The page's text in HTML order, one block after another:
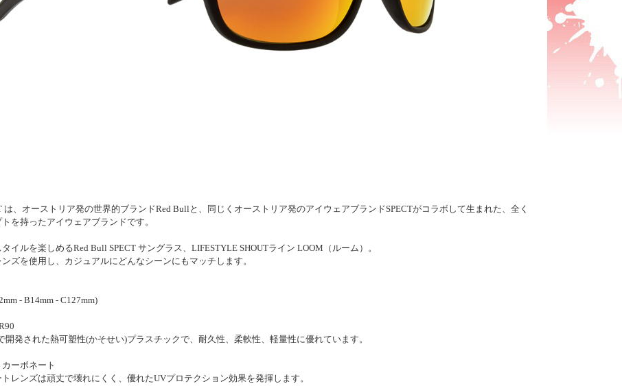
は、オーストリア発の世界的ブランドRed Bullと、同じくオーストリア発のアイウェアブランドSPECTがコラボして生まれた、全く
を持ったアイウェアブランドです。
イルを楽しめるRed Bull SPECT サングラス、LIFESTYLE SHOUTライン LOOM（ルーム）。
ズを使用し、カジュアルにどんなシーンにもマッチします。
- B14mm - C127mm)
開発された熱可塑性(かそせい)プラスチックで、耐久性、柔軟性、軽量性に優れています。
ーボネート
レンズは頑丈で壊れにくく、優れたUVプロテクション効果を発揮します。